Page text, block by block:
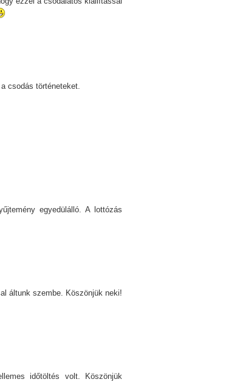
csodás történeteket.
egyedülálló. A lottózás
áltunk szembe. Köszönjük neki!
időtöltés volt. Köszönjük